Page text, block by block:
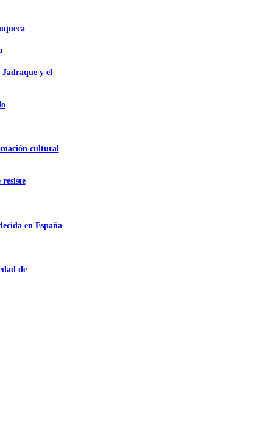
y el
cultural
en España
de